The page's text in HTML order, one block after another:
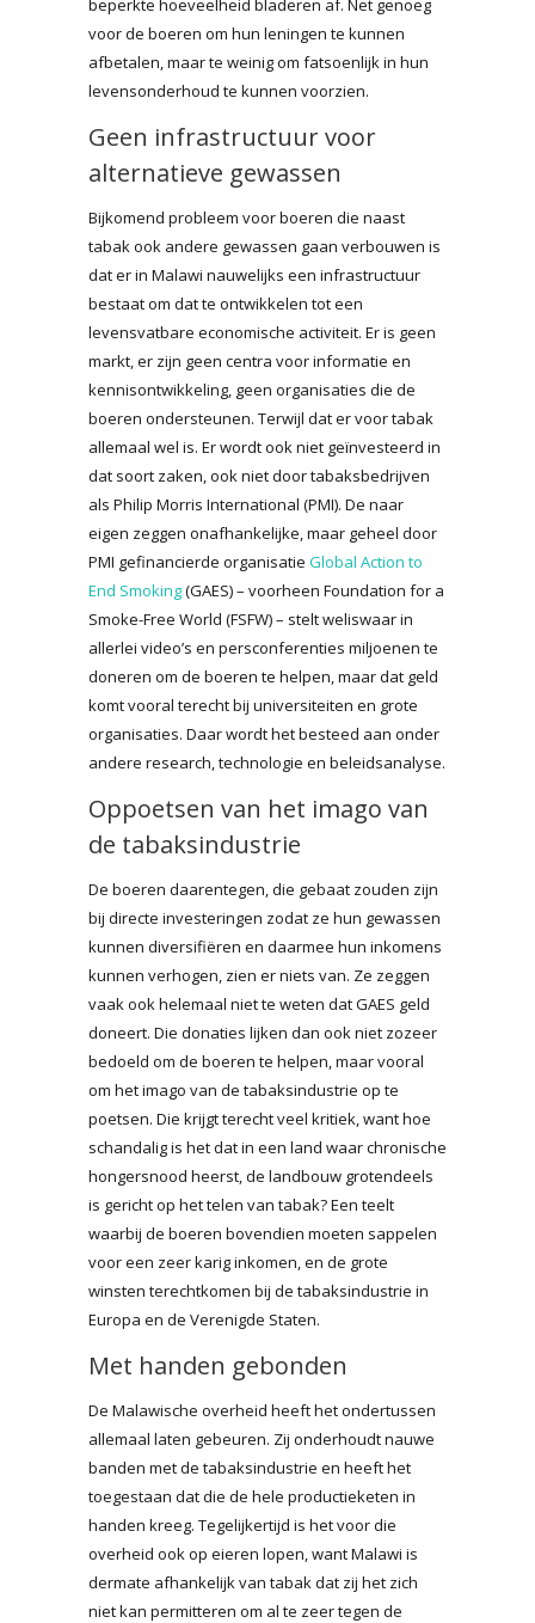
beperkte hoeveelheid bladeren af. Net genoeg
voor de boeren om hun leningen te kunnen
afbetalen, maar te weinig om fatsoenlijk in hun
levensonderhoud te kunnen voorzien.
Geen infrastructuur voor
alternatieve gewassen
Bijkomend probleem voor boeren die naast
tabak ook andere gewassen gaan verbouwen is
dat er in Malawi nauwelijks een infrastructuur
bestaat om dat te ontwikkelen tot een
levensvatbare economische activiteit. Er is geen
markt, er zijn geen centra voor informatie en
kennisontwikkeling, geen organisaties die de
boeren ondersteunen. Terwijl dat er voor tabak
allemaal wel is. Er wordt ook niet geïnvesteerd in
dat soort zaken, ook niet door tabaksbedrijven
als Philip Morris International (PMI). De naar
eigen zeggen onafhankelijke, maar geheel door
PMI gefinancierde organisatie Global Action to
End Smoking(GAES) – voorheen Foundation for a
Smoke-Free World (FSFW) – stelt weliswaar in
allerlei video’s en persconferenties miljoenen te
doneren om de boeren te helpen, maar dat geld
komt vooral terecht bij universiteiten en grote
organisaties. Daar wordt het besteed aan onder
andere research, technologie en beleidsanalyse.
Oppoetsen van het imago van
de tabaksindustrie
De boeren daarentegen, die gebaat zouden zijn
bij directe investeringen zodat ze hun gewassen
kunnen diversifiëren en daarmee hun inkomens
kunnen verhogen, zien er niets van. Ze zeggen
vaak ook helemaal niet te weten dat GAES geld
doneert. Die donaties lijken dan ook niet zozeer
bedoeld om de boeren te helpen, maar vooral
om het imago van de tabaksindustrie op te
poetsen. Die krijgt terecht veel kritiek, want hoe
schandalig is het dat in een land waar chronische
hongersnood heerst, de landbouw grotendeels
is gericht op het telen van tabak? Een teelt
waarbij de boeren bovendien moeten sappelen
voor een zeer karig inkomen, en de grote
winsten terechtkomen bij de tabaksindustrie in
Europa en de Verenigde Staten.
Met handen gebonden
De Malawische overheid heeft het ondertussen
allemaal laten gebeuren. Zij onderhoudt nauwe
banden met de tabaksindustrie en heeft het
toegestaan dat die de hele productieketen in
handen kreeg. Tegelijkertijd is het voor die
overheid ook op eieren lopen, want Malawi is
dermate afhankelijk van tabak dat zij het zich
niet kan permitteren om al te zeer tegen de